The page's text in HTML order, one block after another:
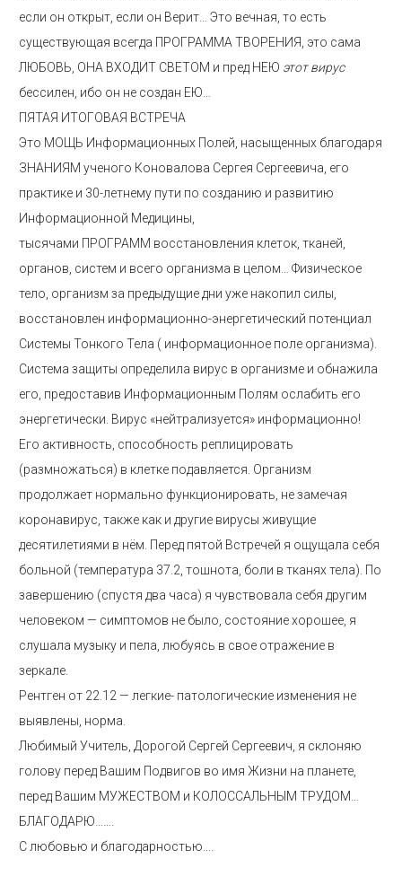
если он открыт, если он Верит… Это вечная, то есть
существующая всегда ПРОГРАММА ТВОРЕНИЯ, это сама
ЛЮБОВЬ, ОНА ВХОДИТ СВЕТОМ и пред НЕЮ этот вирус
бессилен, ибо он не создан ЕЮ…
ПЯТАЯ ИТОГОВАЯ ВСТРЕЧА
Это МОЩЬ Информационных Полей, насыщенных благодаря
ЗНАНИЯМ ученого Коновалова Сергея Сергеевича, его
практике и 30-летнему пути по созданию и развитию
Информационной Медицины,
тысячами ПРОГРАММ восстановления клеток, тканей,
органов, систем и всего организма в целом… Физическое
тело, организм за предыдущие дни уже накопил силы,
восстановлен информационно-энергетический потенциал
Системы Тонкого Тела ( информационное поле организма).
Система защиты определила вирус в организме и обнажила
его, предоставив Информационным Полям ослабить его
энергетически. Вирус «нейтрализуется» информационно!
Его активность, способность реплицировать
(размножаться) в клетке подавляется. Организм
продолжает нормально функционировать, не замечая
коронавирус, также как и другие вирусы живущие
десятилетиями в нём. Перед пятой Встречей я ощущала себя
больной (температура 37.2, тошнота, боли в тканях тела). По
завершению (спустя два часа) я чувствовала себя другим
человеком — симптомов не было, состояние хорошее, я
слушала музыку и пела, любуясь в свое отражение в
зеркале.
Рентген от 22.12 — легкие- патологические изменения не
выявлены, норма.
Любимый Учитель, Дорогой Сергей Сергеевич, я склоняю
голову перед Вашим Подвигов во имя Жизни на планете,
перед Вашим МУЖЕСТВОМ и КОЛОССАЛЬНЫМ ТРУДОМ…
БЛАГОДАРЮ…….
С любовью и благодарностью….